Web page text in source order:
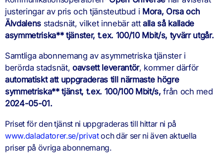
justeringar av pris och tjänsteutbud i Mora, Orsa och
Älvdalens stadsnät, vilket innebär attalla så kallade
asymmetriska** tjänster, t.ex. 100/10 Mbit/s, tyvärr utgår.
Samtliga abonnemang av asymmetriska tjänster i
berörda stadsnät,oavsett leverantör, kommer därför
automatiskt att uppgraderas till närmaste högre
symmetriska** tjänst, t.ex. 100/100 Mbit/s, från och med
2024-05-01.
Priset för den tjänst ni uppgraderas till hittar ni på
www.daladatorer.se/privatoch där ser ni även aktuella
priser på övriga abonnemang.